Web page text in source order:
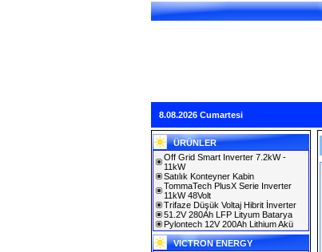
8.08.2026 Cumartesi
ÜRÜNLER
Off Grid Smart Inverter 7.2kW -
11kW
Satılık Konteyner Kabin
TommaTech PlusX Serie Inverter
11kW 48Volt
Trifaze Düşük Voltaj Hibrit İnverter
51.2V 280Ah LFP Lityum Batarya
Pylontech 12V 200Ah Lithium Akü
VICTRON ENERGY